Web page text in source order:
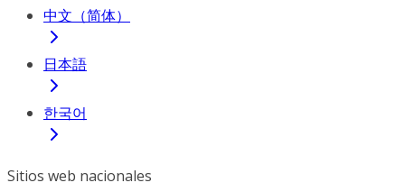
中文（简体）
日本語
한국어
Sitios web nacionales